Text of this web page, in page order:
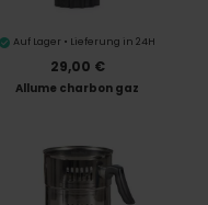
Auf Lager • Lieferung in 24H
29,00 €
Allume charbon gaz